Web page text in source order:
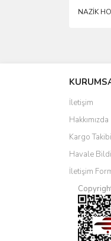
NAZİK
İletişim
Hakkımızda
Kargo Takibi
Havale
İletişim